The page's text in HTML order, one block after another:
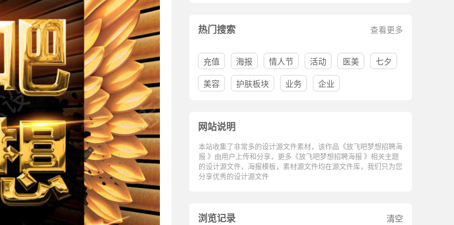
热门搜索 查看更多
充值 海报 情人节 活动 医美
七夕
美容
护肤板块 业务 企业
网站说明
本站收集了非常多的设计源文件素材，该作品《放飞吧梦想招聘海
报 》由用户上传和分享，更多《放飞吧梦想招聘海报 》相关主题
的设计源文件，海报模板，素材源文件均在源文件库，我们只为您
分享优秀的设计源文件
浏览记录 清空